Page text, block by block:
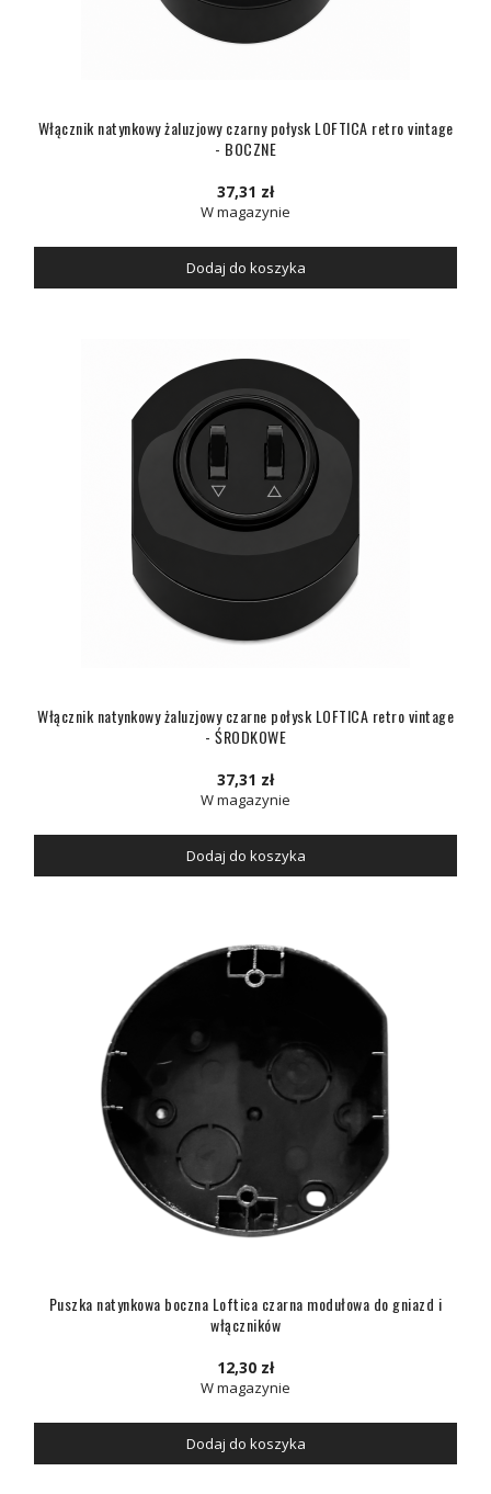
Włącznik natynkowy żaluzjowy czarny połysk LOFTICA retro vintage
- BOCZNE
37,31 zł
W magazynie
Dodaj do koszyka
Włącznik natynkowy żaluzjowy czarne połysk LOFTICA retro vintage
- ŚRODKOWE
37,31 zł
W magazynie
Dodaj do koszyka
Puszka natynkowa boczna Loftica czarna modułowa do gniazd i
włączników
12,30 zł
W magazynie
Dodaj do koszyka